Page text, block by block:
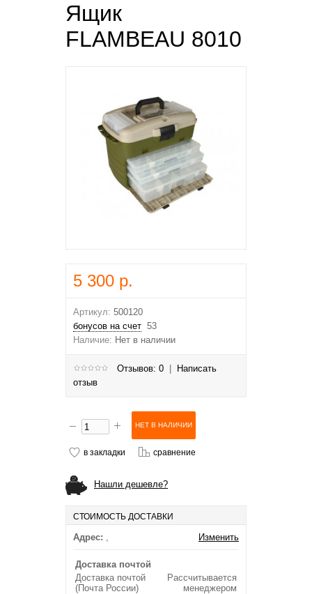
Ящик
FLAMBEAU 8010
5 300 р.
Артикул: 500120
бонусов на счет 53
Наличие: Нет в наличии
Отзывов: 0
Написать
отзыв
в закладки сравнение
Нашли дешевле?
СТОИМОСТЬ ДОСТАВКИ
Адрес: , Изменить
Доставка почтой
Доставка почтой
(Почта России)
Рассчитывается
менеджером